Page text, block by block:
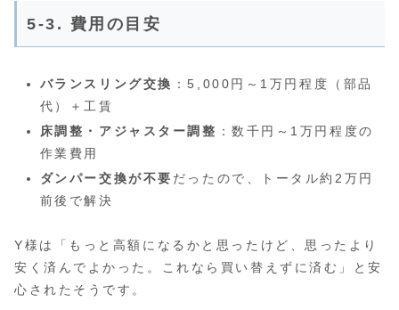
5-3. 費用の目安
バランスリング交換 ：5,000円～1万円程度（部品
代）＋工賃
床調整・アジャスター調整 ：数千円～1万円程度の
作業費用
ダンパー交換が不要 だったので、トータル約2万円
前後で解決
Y様は「もっと高額になるかと思ったけど、思ったより
安く済んでよかった。これなら買い替えずに済む」と安
心されたそうです。